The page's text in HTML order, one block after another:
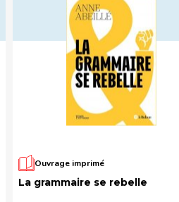
Ouvrage imprimé
La grammaire se rebelle